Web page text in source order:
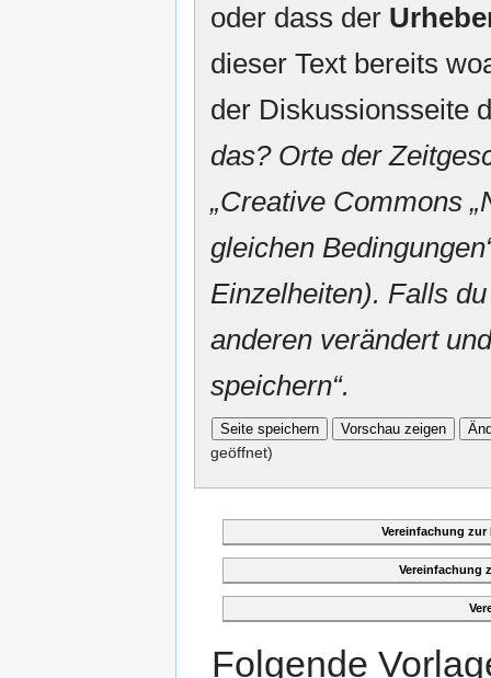
oder dass der
dieser Text bereits
der Diskussionsseite
das? Orte der
„Creative Commons
gleichen
Einzelheiten). Falls
anderen verändert
speichern“.
geöffnet)
Vereinfachung
Vereinfachung
Folgende